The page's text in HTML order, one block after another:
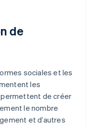
de
sociales et les
les
permettent de créer
le nombre
et d’autres